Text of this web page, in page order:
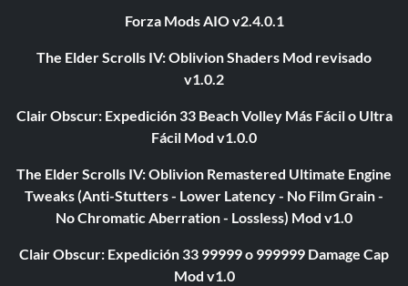
Forza Mods AIO v2.4.0.1
The Elder Scrolls IV: Oblivion Shaders Mod revisado
v1.0.2
Clair Obscur: Expedición 33 Beach Volley Más Fácil o Ultra
Fácil Mod v1.0.0
The Elder Scrolls IV: Oblivion Remastered Ultimate Engine
Tweaks (Anti-Stutters - Lower Latency - No Film Grain -
No Chromatic Aberration - Lossless) Mod v1.0
Clair Obscur: Expedición 33 99999 o 999999 Damage Cap
Mod v1.0